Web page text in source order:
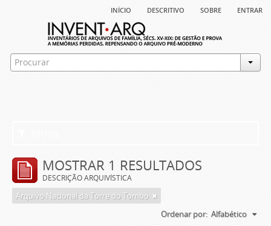
início descritivo sobre entrar
MOSTRAR 1 RESULTADOS
DESCRIÇÃO ARQUIVÍSTICA
Arquivo Nacional da Torre do Tombo
Ordenar por: Alfabético